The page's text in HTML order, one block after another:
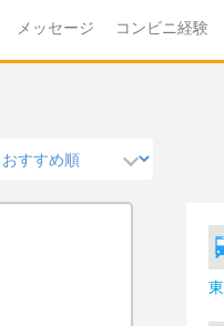
メッセージ コンビニ経験